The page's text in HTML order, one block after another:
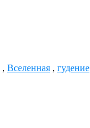
, Вселенная , гудение